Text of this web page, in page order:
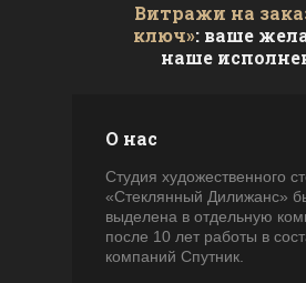
Витражи на
ключ»: ваше
наше
О нас
Студия художественного
«Стеклянный Дилижанс»
выделена в отдельную
после 10 лет работы в
компаний Спутник.